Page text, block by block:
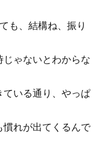
も、結構ね、振り
ゃないとわからな
ている通り、やっぱ
れが出てくるんで